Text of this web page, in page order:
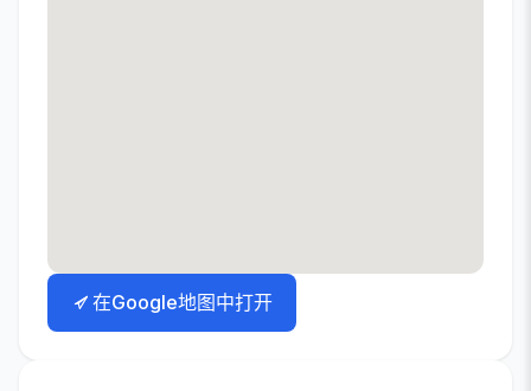
在Google地图中打开